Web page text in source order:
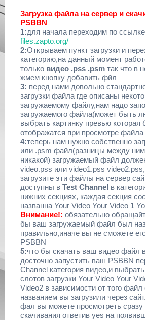
Загрузка файла на сервер и
PSBBN
1:для начала переходим по ссылке
files.zapto.org/
2:Открываем пункт загрузки и
категорию,на данный момент
только видео .pss .psm так что в
жмем кнопку добавить фйл
3: перед нами довольно
загрузки файла где описаны
загружаемому файлу,нам надо
загружаемого файла(может быть
выбрать картинку превью которая
отображатся при просмотре файла
4:теперь нам нужно собственно
или .psm файл(разницы между
никакой) загружаемый файл
video.pss или video1.pss
загрузите эти файлы на сервер
доступны в Test Channel в
нижних секциях, каждая секция
названна Your Video Your Video 1
Внимание!: обязательно
бы ваш загружаемый файл был
правильно,иначе вы не сможете
PSBBN
5:что бы скачать ваш видео файл
досточно запустить ваш PSBBN
Channel категория видео,и
слотов загрузки Your Video Your
Video2 в зависимости от того файл
названием вы загрузили через
фал вы можете просмотреть сразу
скачивания ответив yes на